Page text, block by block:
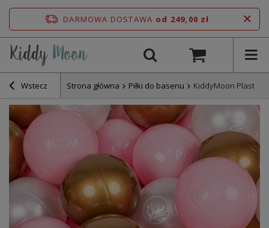
DARMOWA DOSTAWA od 249,00 zł
Wstecz Strona główna Piłki do basenu KiddyMoon